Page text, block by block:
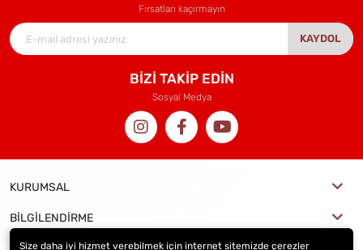
Fırsatları kaçırmayın
KAYDOL
BİZİ TAKİP EDİN
Sosyal Medya
KURUMSAL
BİLGİLENDİRME
Size daha iyi hizmet verebilmek için internet sitemizde çerezler